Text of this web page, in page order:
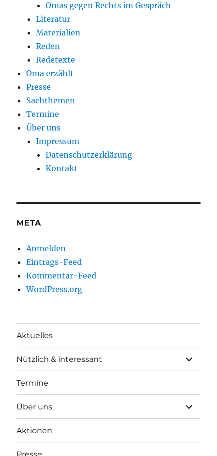
Omas gegen Rechts im Gespräch
Literatur
Materialien
Reden
Redetexte
Oma erzählt
Presse
Sachthemen
Termine
Über uns
Impressum
Datenschutzerklärung
Kontakt
META
Anmelden
Eintrags-Feed
Kommentar-Feed
WordPress.org
Aktuelles
Nützlich & interessant
anzeigen
Termine
Über uns
anzeigen
Aktionen